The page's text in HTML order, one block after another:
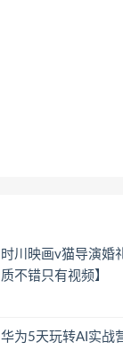
时川映画v猫导演婚
质不错只有视频】
华为5天玩转AI实战